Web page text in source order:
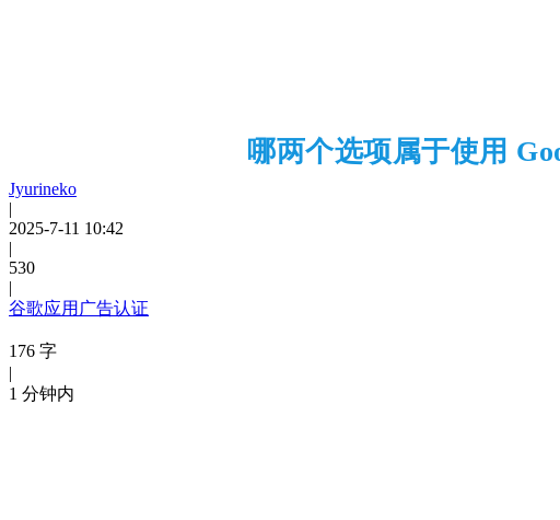
哪两个选项属于使用
Jyurineko
|
2025-7-11 10:42
|
530
|
谷歌应用广告认证
176 字
|
1 分钟内